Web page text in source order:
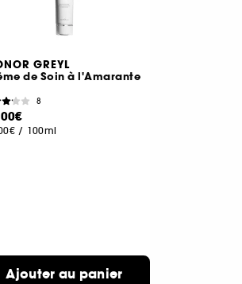
GREYL
de Soin à l'Amarante
8
/ 100ml
Ajouter au panier